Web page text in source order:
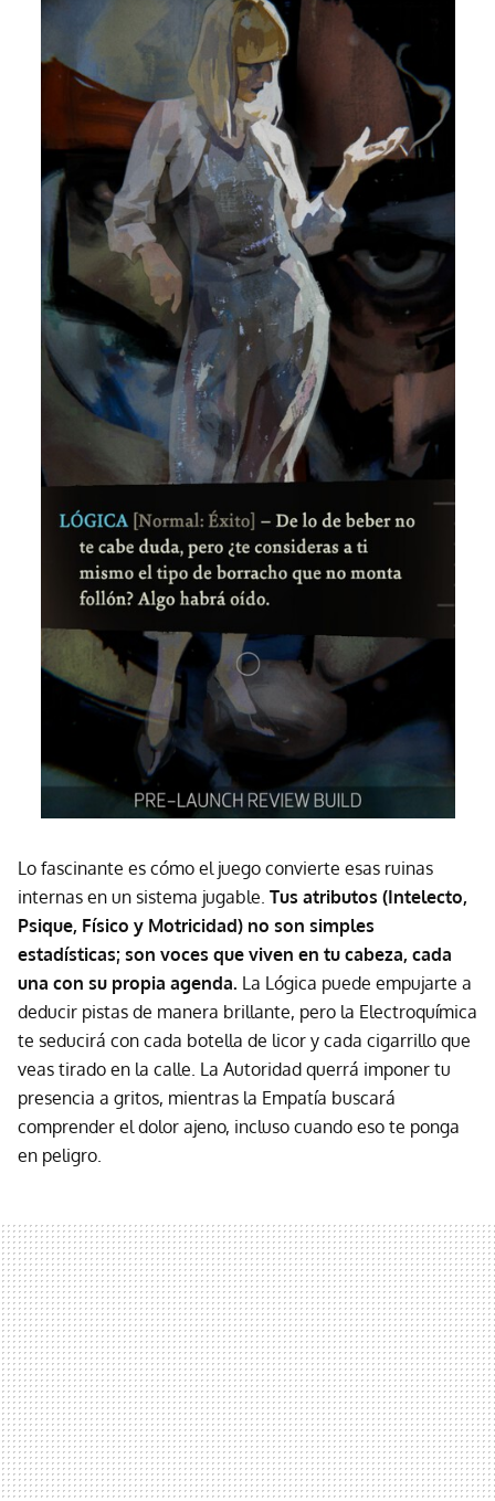
Lo fascinante es cómo el juego convierte esas ruinas
internas en un sistema jugable. Tus atributos (Intelecto,
Psique, Físico y Motricidad) no son simples
estadísticas; son voces que viven en tu cabeza, cada
una con su propia agenda. La Lógica puede empujarte a
deducir pistas de manera brillante, pero la Electroquímica
te seducirá con cada botella de licor y cada cigarrillo que
veas tirado en la calle. La Autoridad querrá imponer tu
presencia a gritos, mientras la Empatía buscará
comprender el dolor ajeno, incluso cuando eso te ponga
en peligro.